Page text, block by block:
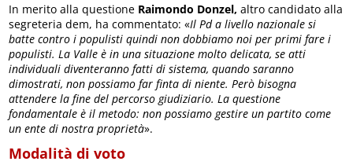
In merito alla questione Raimondo Donzel, altro candidato alla
segreteria dem, ha commentato: «Il Pd a livello nazionale si
batte contro i populisti quindi non dobbiamo noi per primi fare i
populisti. La Valle è in una situazione molto delicata, se atti
individuali diventeranno fatti di sistema, quando saranno
dimostrati, non possiamo far finta di niente. Però bisogna
attendere la fine del percorso giudiziario. La questione
fondamentale è il metodo: non possiamo gestire un partito come
un ente di nostra proprietà».
Modalità di voto